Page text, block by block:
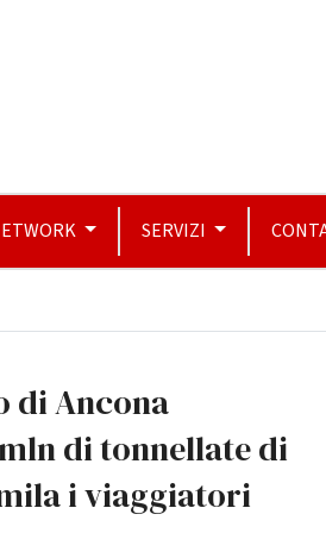
SERVIZI
di Ancona
di tonnellate di
i viaggiatori